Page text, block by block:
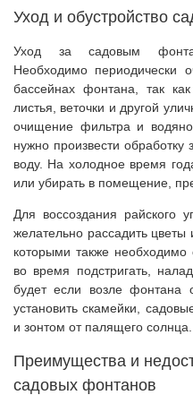
Уход и обустройство
Уход за садовым
Необходимо периодически
бассейнах фонтана, так
листья, веточки и другой
очищение фильтра и
нужно произвести
воду. На холодное время
или убирать в помещение,
Для воссоздания райского
желательно рассадить цветы
которыми также необходимо
во время подстригать,
будет если возле фонтана
установить скамейки,
и зонтом от палящего солнца.
Преимущества и
садовых фонтанов